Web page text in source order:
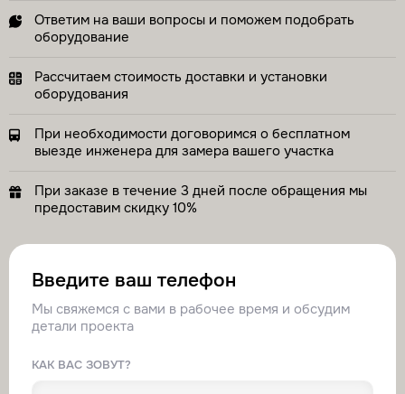
Ответим на ваши вопросы и поможем подобрать
оборудование
Рассчитаем стоимость доставки и установки
оборудования
При необходимости договоримся о бесплатном
выезде инженера для замера вашего участка
При заказе в течение 3 дней после обращения мы
предоставим скидку 10%
Введите ваш телефон
Мы свяжемся с вами в рабочее время и обсудим
детали проекта
КАК ВАС ЗОВУТ?